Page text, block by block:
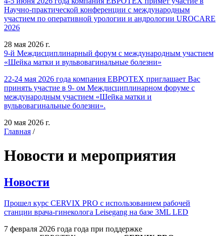
Научно-практической конференции с международным
участием по оперативной урологии и андрологии UROCARE
2026
28 мая 2026 г.
9-й Междисциплинарный форум с международным участием
«Шейка матки и вульвовагинальные болезни»
22-24 мая 2026 года компания ЕВРОТЕХ приглашает Вас
принять участие в 9- ом Междисциплинарном форуме с
международным участием «Шейка матки и
вульвовагинальные болезни».
20 мая 2026 г.
Главная /
Новости и мероприятия
Новости
Прошел курс CERVIX PRO с использованием рабочей
станции врача-гинеколога Leisegang на базе 3ML LED
7 февраля 2026 года года при поддержке